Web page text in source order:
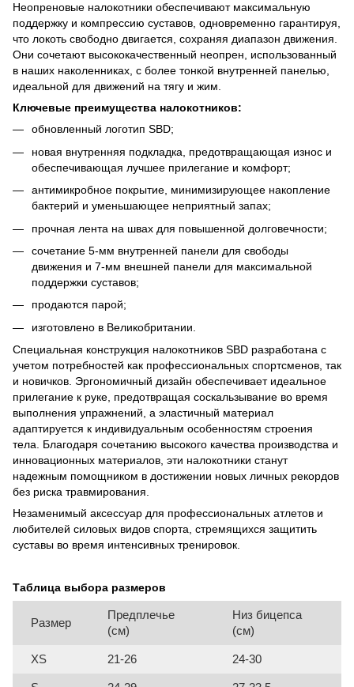
Неопреновые налокотники обеспечивают максимальную
поддержку и компрессию суставов, одновременно гарантируя,
что локоть свободно двигается, сохраняя диапазон движения.
Они сочетают высококачественный неопрен, использованный
в наших наколенниках, с более тонкой внутренней панелью,
идеальной для движений на тягу и жим.
Ключевые преимущества налокотников:
обновленный логотип SBD;
новая внутренняя подкладка, предотвращающая износ и
обеспечивающая лучшее прилегание и комфорт;
антимикробное покрытие, минимизирующее накопление
бактерий и уменьшающее неприятный запах;
прочная лента на швах для повышенной долговечности;
сочетание 5-мм внутренней панели для свободы
движения и 7-мм внешней панели для максимальной
поддержки суставов;
продаются парой;
изготовлено в Великобритании.
Специальная конструкция налокотников SBD разработана с
учетом потребностей как профессиональных спортсменов, так
и новичков. Эргономичный дизайн обеспечивает идеальное
прилегание к руке, предотвращая соскальзывание во время
выполнения упражнений, а эластичный материал
адаптируется к индивидуальным особенностям строения
тела. Благодаря сочетанию высокого качества производства и
инновационных материалов, эти налокотники станут
надежным помощником в достижении новых личных рекордов
без риска травмирования.
Незаменимый аксессуар для профессиональных атлетов и
любителей силовых видов спорта, стремящихся защитить
суставы во время интенсивных тренировок.
Таблица выбора размеров
Размер
Предплечье
(см)
Низ бицепса
(см)
XS 21-26 24-30